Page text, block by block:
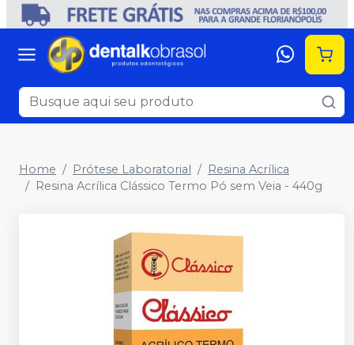
Home Prótese Laboratorial
Resina Acrílica
Resina Acrílica Clássico Termo Pó sem Veia - 440g